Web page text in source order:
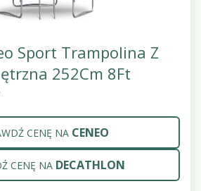
Sport Trampolina Z
252Cm 8Ft
CENĘ NA CENEO
CENĘ NA DECATHLON